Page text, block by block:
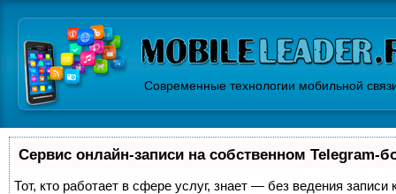
Современные технологии мобильной
Сервис онлайн-записи на собственном Telegram-
Тот, кто работает в сфере услуг, знает — без ведения